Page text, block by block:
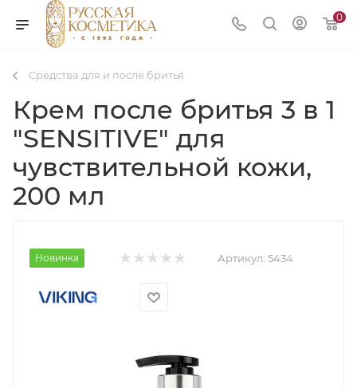
0
Средства для и после бритья
Крем после бритья 3 в 1
"SENSITIVE" для
чувствительной кожи,
200 мл
Новинка Артикул: 5434